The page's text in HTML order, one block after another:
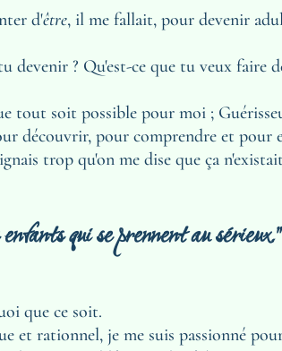
d'être, il me fallait, pour devenir
? Qu'est-ce que tu veux faire
tout soit possible pour moi ;
découvrir, pour comprendre et pour
trop qu'on me dise que ça
qui se prennent au sérieux."
que ce soit.
et rationnel, je me suis passionné